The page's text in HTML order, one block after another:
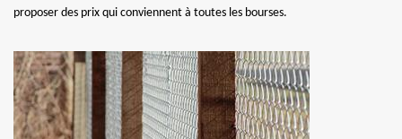
proposer des prix qui conviennent à toutes les bourses.